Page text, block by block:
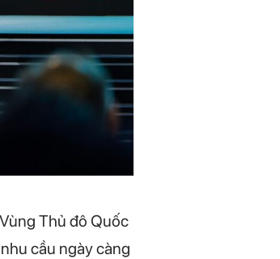
Thủ đô Quốc
cầu ngày càng